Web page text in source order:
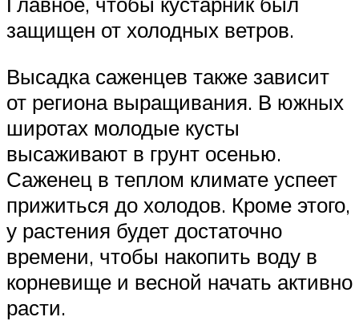
защищен от холодных ветров.
Высадка саженцев также зависит
от региона выращивания. В южных
широтах молодые кусты
высаживают в грунт осенью.
Саженец в теплом климате успеет
прижиться до холодов. Кроме этого,
у растения будет достаточно
времени, чтобы накопить воду в
корневище и весной начать активно
расти.